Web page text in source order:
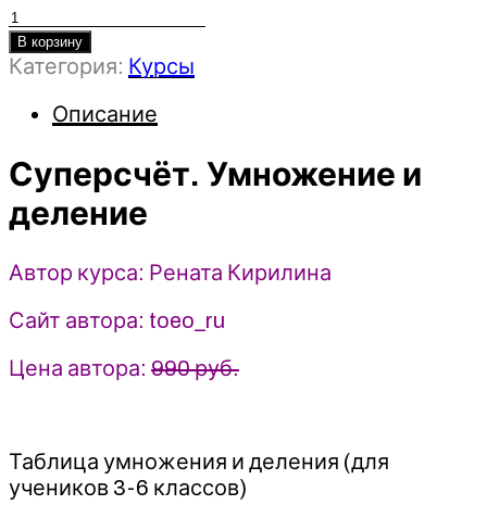
Количество
товара
Суперсчёт.
-
2022
-
Кирилина
В корзину
Категория: Курсы
Описание
Суперсчёт. Умножение и
деление
Автор курса: Рената Кирилина
Сайт автора: toeo_ru
Цена автора: 990 руб.
Таблица умножения и деления (для
учеников 3-6 классов)